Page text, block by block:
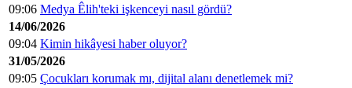
09:06 Medya Êlih'teki işkenceyi nasıl gördü?
14/06/2026
09:04 Kimin hikâyesi haber oluyor?
31/05/2026
09:05 Çocukları korumak mı, dijital alanı denetlemek mi?